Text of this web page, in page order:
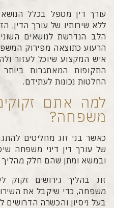
עורך דין מטפל בכלל
ללא שירותיו של עורך הדין,
הלב הנדרשת לנושאים
הרעוע כתוצאה מפירוק
איש המקצוע שיוכל לעזור
התקופות המאתגרות
החלטות נכונות לעתידם.
למה אתם
משפחה?
כאשר בני זוג מחליטים
של עורך דין דיני משפחה
ובמשא ומתן שהם חלק מהליך
זוג בהליך גירושים זקוק
משפחה, כדי שיקבל את
בעל ניסיון והכשרה